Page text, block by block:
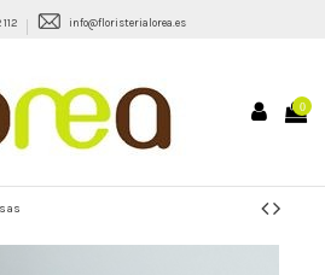
info@floristerialorea.es
0